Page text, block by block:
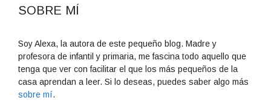
SOBRE MÍ
Soy Alexa, la autora de este pequeño blog. Madre y
profesora de infantil y primaria, me fascina todo aquello que
tenga que ver con facilitar el que los más pequeños de la
casa aprendan a leer. Si lo deseas, puedes saber algo más
sobre mí.